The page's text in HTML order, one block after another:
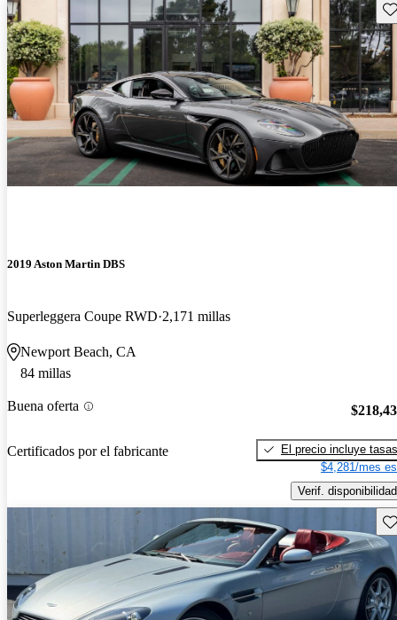
2019 Aston Martin DBS
Superleggera Coupe RWD 2,171 millas
Newport Beach, CA
84 millas
Buena oferta
Certificados por el fabricante
El precio incluye tasas
$4,281/mes
Verif. disponibilidad